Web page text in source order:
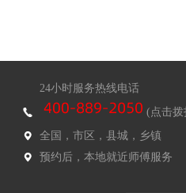
24小时服务热线电话
(点击拨
全国，市区，县城，乡镇
预约后，本地就近师傅服务